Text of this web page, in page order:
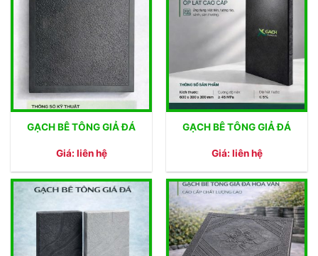
GẠCH BÊ TÔNG GIẢ ĐÁ
Giá: liên hệ
GẠCH BÊ TÔNG GIẢ ĐÁ
Giá: liên hệ